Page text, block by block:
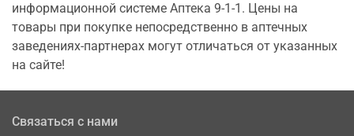
информационной системе Аптека 9-1-1. Цены на
товары при покупке непосредственно в аптечных
заведениях-партнерах могут отличаться от указанных
на сайте!
Связаться с нами